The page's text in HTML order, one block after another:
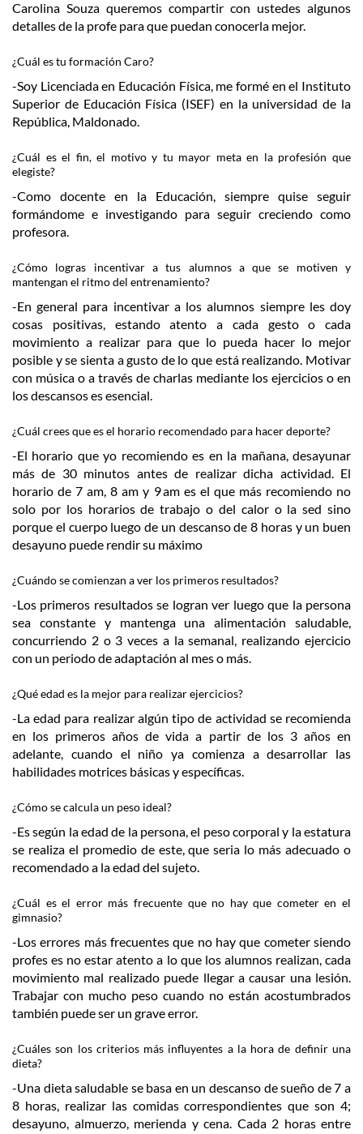
Carolina Souza queremos compartir con ustedes algunos
detalles de la profe para que puedan conocerla mejor.
¿Cuál es tu formación Caro?
-Soy Licenciada en Educación Física, me formé en el Instituto
Superior de Educación Física (ISEF) en la universidad de la
República, Maldonado.
¿Cuál es el fin, el motivo y tu mayor meta en la profesión que
elegiste?
-Como docente en la Educación, siempre quise seguir
formándome e investigando para seguir creciendo como
profesora.
¿Cómo logras incentivar a tus alumnos a que se motiven y
mantengan el ritmo del entrenamiento?
-En general para incentivar a los alumnos siempre les doy
cosas positivas, estando atento a cada gesto o cada
movimiento a realizar para que lo pueda hacer lo mejor
posible y se sienta a gusto de lo que está realizando. Motivar
con música o a través de charlas mediante los ejercicios o en
los descansos es esencial.
¿Cuál crees que es el horario recomendado para hacer deporte?
-El horario que yo recomiendo es en la mañana, desayunar
más de 30 minutos antes de realizar dicha actividad. El
horario de 7 am, 8 am y 9 am es el que más recomiendo no
solo por los horarios de trabajo o del calor o la sed sino
porque el cuerpo luego de un descanso de 8 horas y un buen
desayuno puede rendir su máximo
¿Cuándo se comienzan a ver los primeros resultados?
-Los primeros resultados se logran ver luego que la persona
sea constante y mantenga una alimentación saludable,
concurriendo 2 o 3 veces a la semanal, realizando ejercicio
con un periodo de adaptación al mes o más.
¿Qué edad es la mejor para realizar ejercicios?
-La edad para realizar algún tipo de actividad se recomienda
en los primeros años de vida a partir de los 3 años en
adelante, cuando el niño ya comienza a desarrollar las
habilidades motrices básicas y específicas.
¿Cómo se calcula un peso ideal?
-Es según la edad de la persona, el peso corporal y la estatura
se realiza el promedio de este, que seria lo más adecuado o
recomendado a la edad del sujeto.
¿Cuál es el error más frecuente que no hay que cometer en el
gimnasio?
-Los errores más frecuentes que no hay que cometer siendo
profes es no estar atento a lo que los alumnos realizan, cada
movimiento mal realizado puede llegar a causar una lesión.
Trabajar con mucho peso cuando no están acostumbrados
también puede ser un grave error.
¿Cuáles son los criterios más influyentes a la hora de definir una
dieta?
-Una dieta saludable se basa en un descanso de sueño de 7 a
8 horas, realizar las comidas correspondientes que son 4;
desayuno, almuerzo, merienda y cena. Cada 2 horas entre